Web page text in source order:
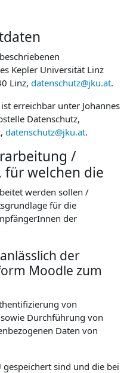
Kepler Universität Linz
Linz, datenschutz@jku.at.
erreichbar unter Johannes
Datenschutz,
datenschutz@jku.at.
/
für welchen die
werden sollen /
für die
der
der
Moodle zum
von
Durchführung von
Daten von
gespeichert sind und die bei